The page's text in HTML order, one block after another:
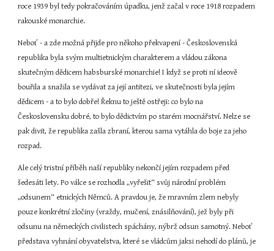
roce 1939 byl tedy pokračováním úpadku, jenž začal v roce 1918 rozpadem
rakouské monarchie.
Neboť - a zde možná přijde pro někoho překvapení - Československá
republika byla svým multietnickým charakterem a vládou zákona
skutečným dědicem habsburské monarchie! I když se proti ní ideově
bouřila a snažila se vydávat za její antitezi, ve skutečnosti byla jejím
dědicem - a to bylo dobře! Řeknu to ještě ostřeji: co bylo na
Československu dobré, to bylo dědictvím po starém mocnářství. Nelze se
pak divit, že republika zašla zbraní, kterou sama vytáhla do boje za jeho
rozpad.
Ale celý tristní příběh naší republiky nekončí jejím rozpadem před
šedesáti lety. Po válce se rozhodla „vyřešit“ svůj národní problém
„odsunem“ etnických Němců. A pravdou je, že mravním zlem nebyly
pouze konkrétní zločiny (vraždy, mučení, znásilňování), jež byly při
odsunu na německých civilistech spáchány, nýbrž odsun samotný. Neboť
představa vyhnání obyvatelstva, které se vládcům jaksi nehodí do plánů, je